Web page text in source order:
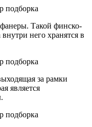
Такой финско-
него хранятся в
за рамки
является